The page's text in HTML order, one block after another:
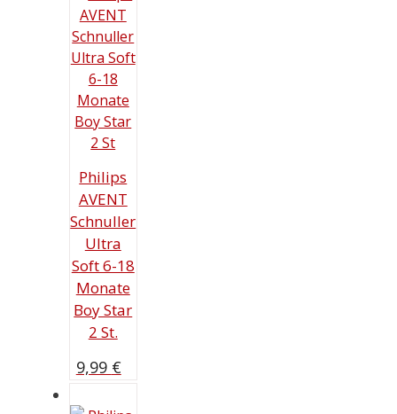
Philips
AVENT
Schnuller
Ultra
Soft 6-18
Monate
Boy Star
2 St.
9,99 €